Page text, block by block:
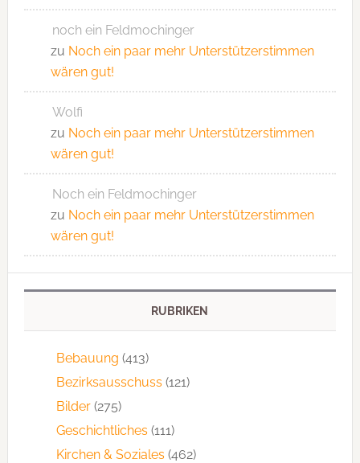
noch ein Feldmochinger
zu Noch ein paar mehr Unterstützerstimmen
wären gut!
Wolfi
zu Noch ein paar mehr Unterstützerstimmen
wären gut!
Noch ein Feldmochinger
zu Noch ein paar mehr Unterstützerstimmen
wären gut!
RUBRIKEN
Bebauung (413)
Bezirksausschuss (121)
Bilder(275)
Geschichtliches (111)
Kirchen & Soziales (462)